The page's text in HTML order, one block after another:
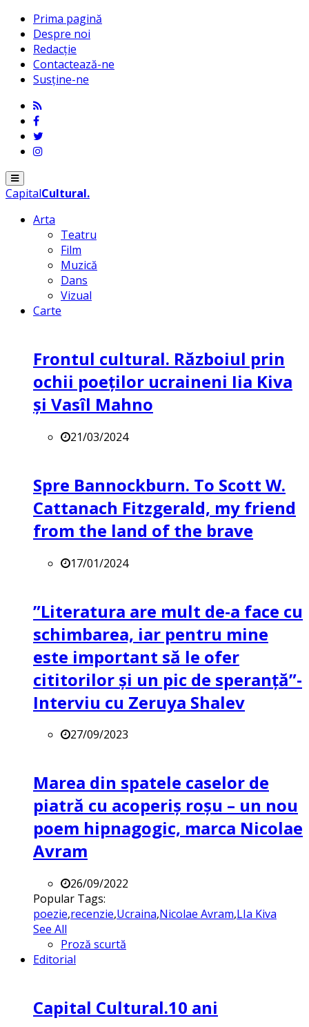
Prima pagină
Despre noi
Redacție
Contactează-ne
Susține-ne
Menu
CapitalCultural.
Arta
Teatru
Film
Muzică
Dans
Vizual
Carte
Frontul cultural. Războiul prin
ochii poeților ucraineni Iia Kiva
și Vasîl Mahno
21/03/2024
Spre Bannockburn. To Scott W.
Cattanach Fitzgerald, my friend
from the land of the brave
17/01/2024
”Literatura are mult de-a face cu
schimbarea, iar pentru mine
este important să le ofer
cititorilor și un pic de speranță”-
Interviu cu Zeruya Shalev
27/09/2023
Marea din spatele caselor de
piatră cu acoperiș roșu – un nou
poem hipnagogic, marca Nicolae
Avram
26/09/2022
Popular Tags:
poezie,recenzie,Ucraina,Nicolae Avram,LIa Kiva
See All
Proză scurtă
Editorial
Capital Cultural.10 ani